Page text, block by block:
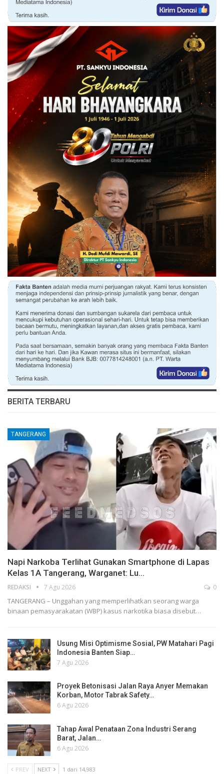
BERITA TERBARU
TANGERANG
Napi Narkoba Terlihat Gunakan Smartphone di Lapas
Kelas 1A Tangerang, Warganet: Lu…
REDAKSI 7 Agu 2026 0
TANGERANG – Unggahan yang memperlihatkan seorang warga
binaan pemasyarakatan (WBP) kasus narkotika biasa disebut…
Usung Misi Optimisme Sosial, PW Matahari Pagi
Indonesia Banten Siap…
7 Agu 2026
Proyek Betonisasi Jalan Raya Anyer Memakan
Korban, Motor Tabrak Safety…
6 Agu 2026
Tahap Awal Penataan Zona Industri Serang
Barat, Jalan…
6 Agu 2026
PREV NEXT 1 dari 14,983